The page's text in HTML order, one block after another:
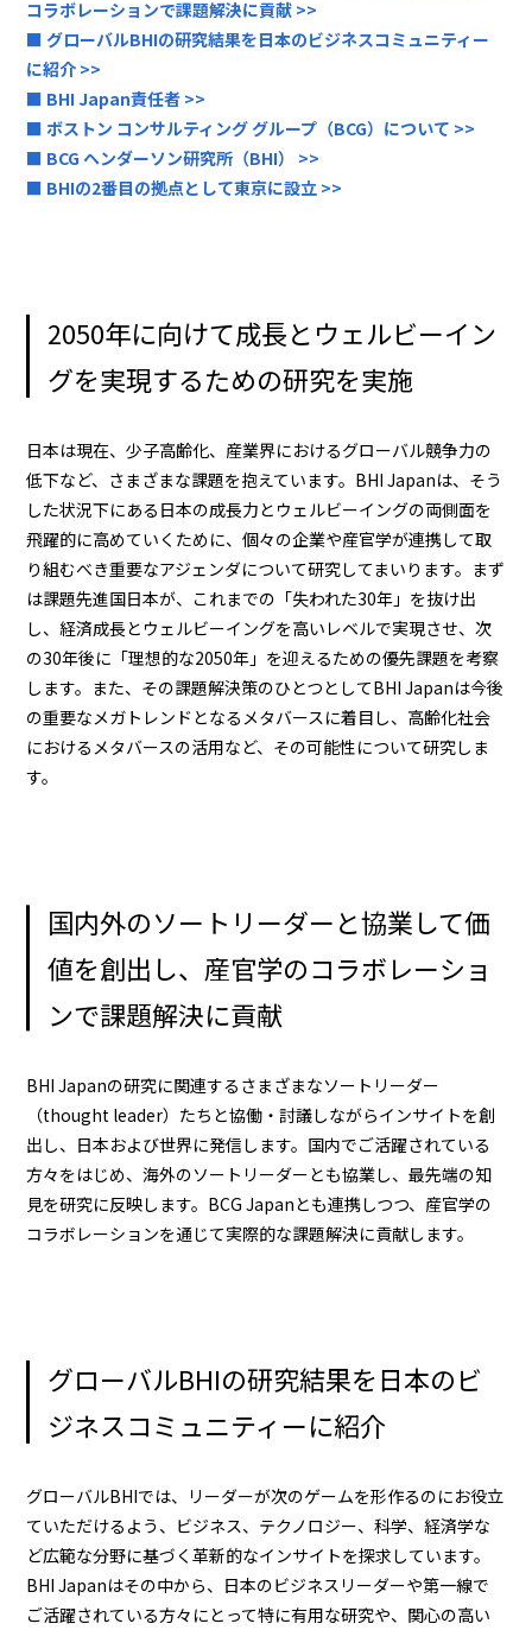
コラボレーションで課題解決に貢献 >>
■ グローバルBHIの研究結果を日本のビジネスコミュニティー
に紹介 >>
■ BHI Japan責任者 >>
■ ボストン コンサルティング グループ（BCG）について >>
■ BCG ヘンダーソン研究所（BHI） >>
■ BHIの2番目の拠点として東京に設立 >>
2050年に向けて成長とウェルビーイン
グを実現するための研究を実施
日本は現在、少子高齢化、産業界におけるグローバル競争力の
低下など、さまざまな課題を抱えています。BHI Japanは、そう
した状況下にある日本の成長力とウェルビーイングの両側面を
飛躍的に高めていくために、個々の企業や産官学が連携して取
り組むべき重要なアジェンダについて研究してまいります。まず
は課題先進国日本が、これまでの「失われた30年」を抜け出
し、経済成長とウェルビーイングを高いレベルで実現させ、次
の30年後に「理想的な2050年」を迎えるための優先課題を考察
します。また、その課題解決策のひとつとしてBHI Japanは今後
の重要なメガトレンドとなるメタバースに着目し、高齢化社会
におけるメタバースの活用など、その可能性について研究しま
す。
国内外のソートリーダーと協業して価
値を創出し、産官学のコラボレーショ
ンで課題解決に貢献
BHI Japanの研究に関連するさまざまなソートリーダー
（thought leader）たちと協働・討議しながらインサイトを創
出し、日本および世界に発信します。国内でご活躍されている
方々をはじめ、海外のソートリーダーとも協業し、最先端の知
見を研究に反映します。BCG Japanとも連携しつつ、産官学の
コラボレーションを通じて実際的な課題解決に貢献します。
グローバルBHIの研究結果を日本のビ
ジネスコミュニティーに紹介
グローバルBHIでは、リーダーが次のゲームを形作るのにお役立
ていただけるよう、ビジネス、テクノロジー、科学、経済学な
ど広範な分野に基づく革新的なインサイトを探求しています。
BHI Japanはその中から、日本のビジネスリーダーや第一線で
ご活躍されている方々にとって特に有用な研究や、関心の高い